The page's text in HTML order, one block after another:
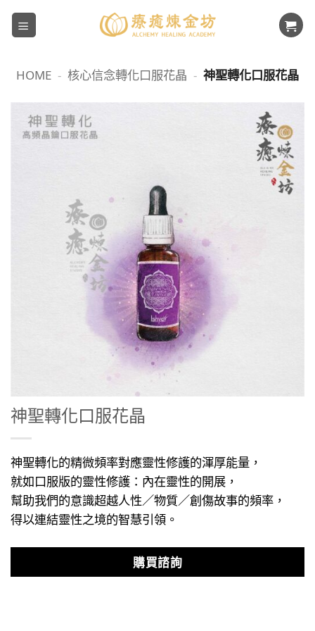
Skip
HOME - 核心信念轉化口服花晶 - 神聖轉化口服花晶
神聖轉化口服花晶
神聖轉化的精微頻率對應靈性修護的渾厚能量，
就如口服版的靈性修護：內在靈性的開展，
幫助我們的意識超越人性／物質／創傷故事的頻率，
得以連結靈性之境的智慧引領。
購買諮詢